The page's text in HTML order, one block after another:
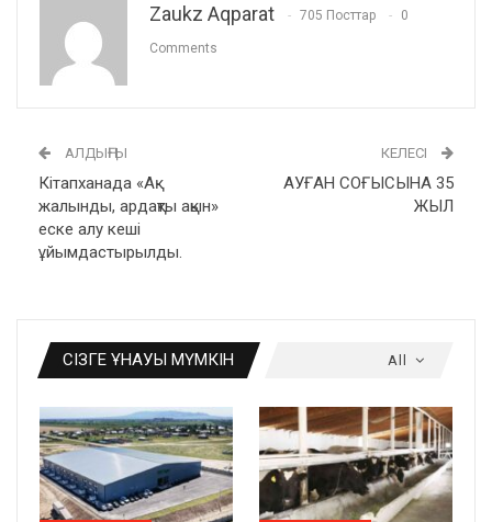
Zaukz Aqparat 705 Посттар 0
Comments
АЛДЫҢҒЫ
Кітапханада «Ақ
жалынды, ардақты ақын»
еске алу кеші
ұйымдастырылды.
КЕЛЕСІ
АУҒАН СОҒЫСЫНА 35
ЖЫЛ
All
СІЗГЕ ҰНАУЫ МҮМКІН